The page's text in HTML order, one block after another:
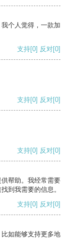
个人觉得，一款加
支持[0] 反对[0]
支持[0] 反对[0]
支持[0] 反对[0]
帮助。我经常需要
到我需要的信息。
支持[0] 反对[0]
如能够支持更多地